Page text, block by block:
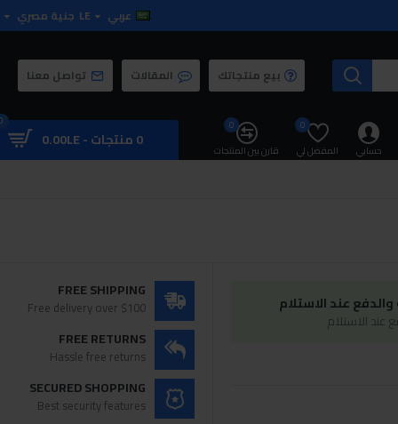
عربي LE جنية مصري
بيع منتجاتك المقالات تواصل معنا
حسابي المفضل لي
0
قارن بين المنتجات
0
0 منتجات - 0.00LE
عند الاستلام
الاستلام
FREE SHIPPING
Free delivery over $100
FREE RETURNS
Hassle free returns
SECURED SHOPPING
Best security features